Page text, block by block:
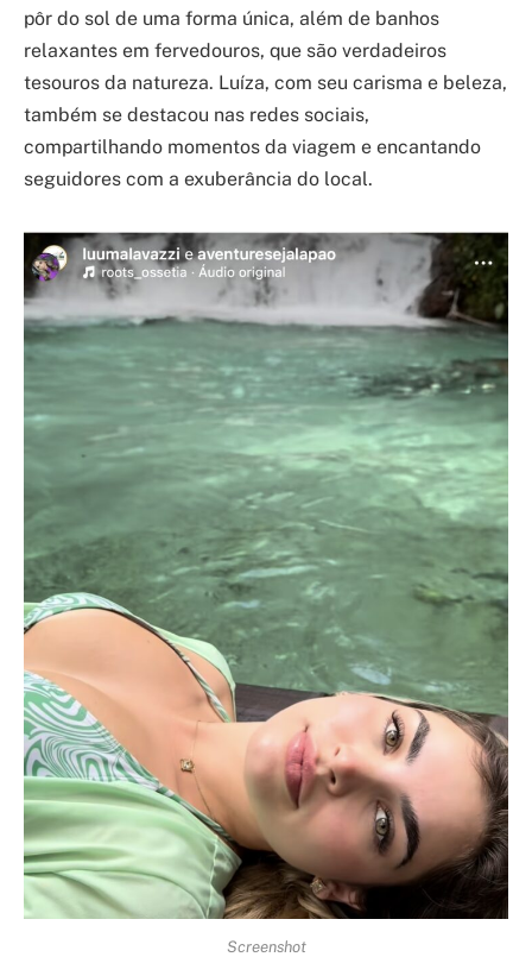
pôr do sol de uma forma única, além de banhos
relaxantes em fervedouros, que são verdadeiros
tesouros da natureza. Luíza, com seu carisma e beleza,
também se destacou nas redes sociais,
compartilhando momentos da viagem e encantando
seguidores com a exuberância do local.
Screenshot